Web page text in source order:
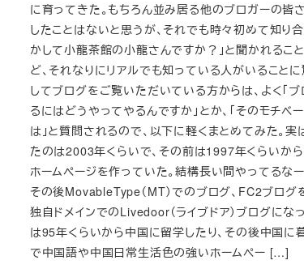
に育ってきた。もちろん並み居る他のブロガーの皆
したことはないと思うが、それでも時々初めて知り合
かして小龍茶館の小龍さんですか？」と聞かれるこ
ど、それなりにリアルでも知っている人がいることに
してブログをご覧いただいている方からは、よく「
るにはどうやってやるんですか」とか、「そのモチベ
は」と質問されるので、以下に軽くまとめてみた。
たのは2003年くらいで、その前は1997年くらいか
ホームページを作っていた。結構長い間やってるな
その後MovableType（MT）でのブログ、FC2ブログ
独自ドメインでのLivedoor（ライブドア）ブログにな
は95年くらいから中国に留学したり、その後中国に
で中国語や中国日常生活色の強いホームペー […]